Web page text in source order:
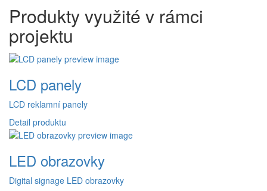
Produkty využité v rámci
projektu
LCD panely
LCD reklamní panely
Detail produktu
LED obrazovky
Digital signage LED obrazovky